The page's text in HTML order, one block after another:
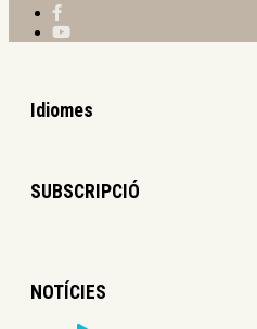
Idiomes
SUBSCRIPCIÓ
NOTÍCIES